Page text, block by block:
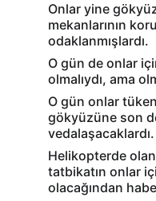
Onlar yine
mekanlarının
odaklanmışlardı.
O gün de onlar
olmalıydı, ama
O gün onlar
gökyüzüne son
vedalaşacaklardı.
Helikopterde
tatbikatın onlar
olacağından